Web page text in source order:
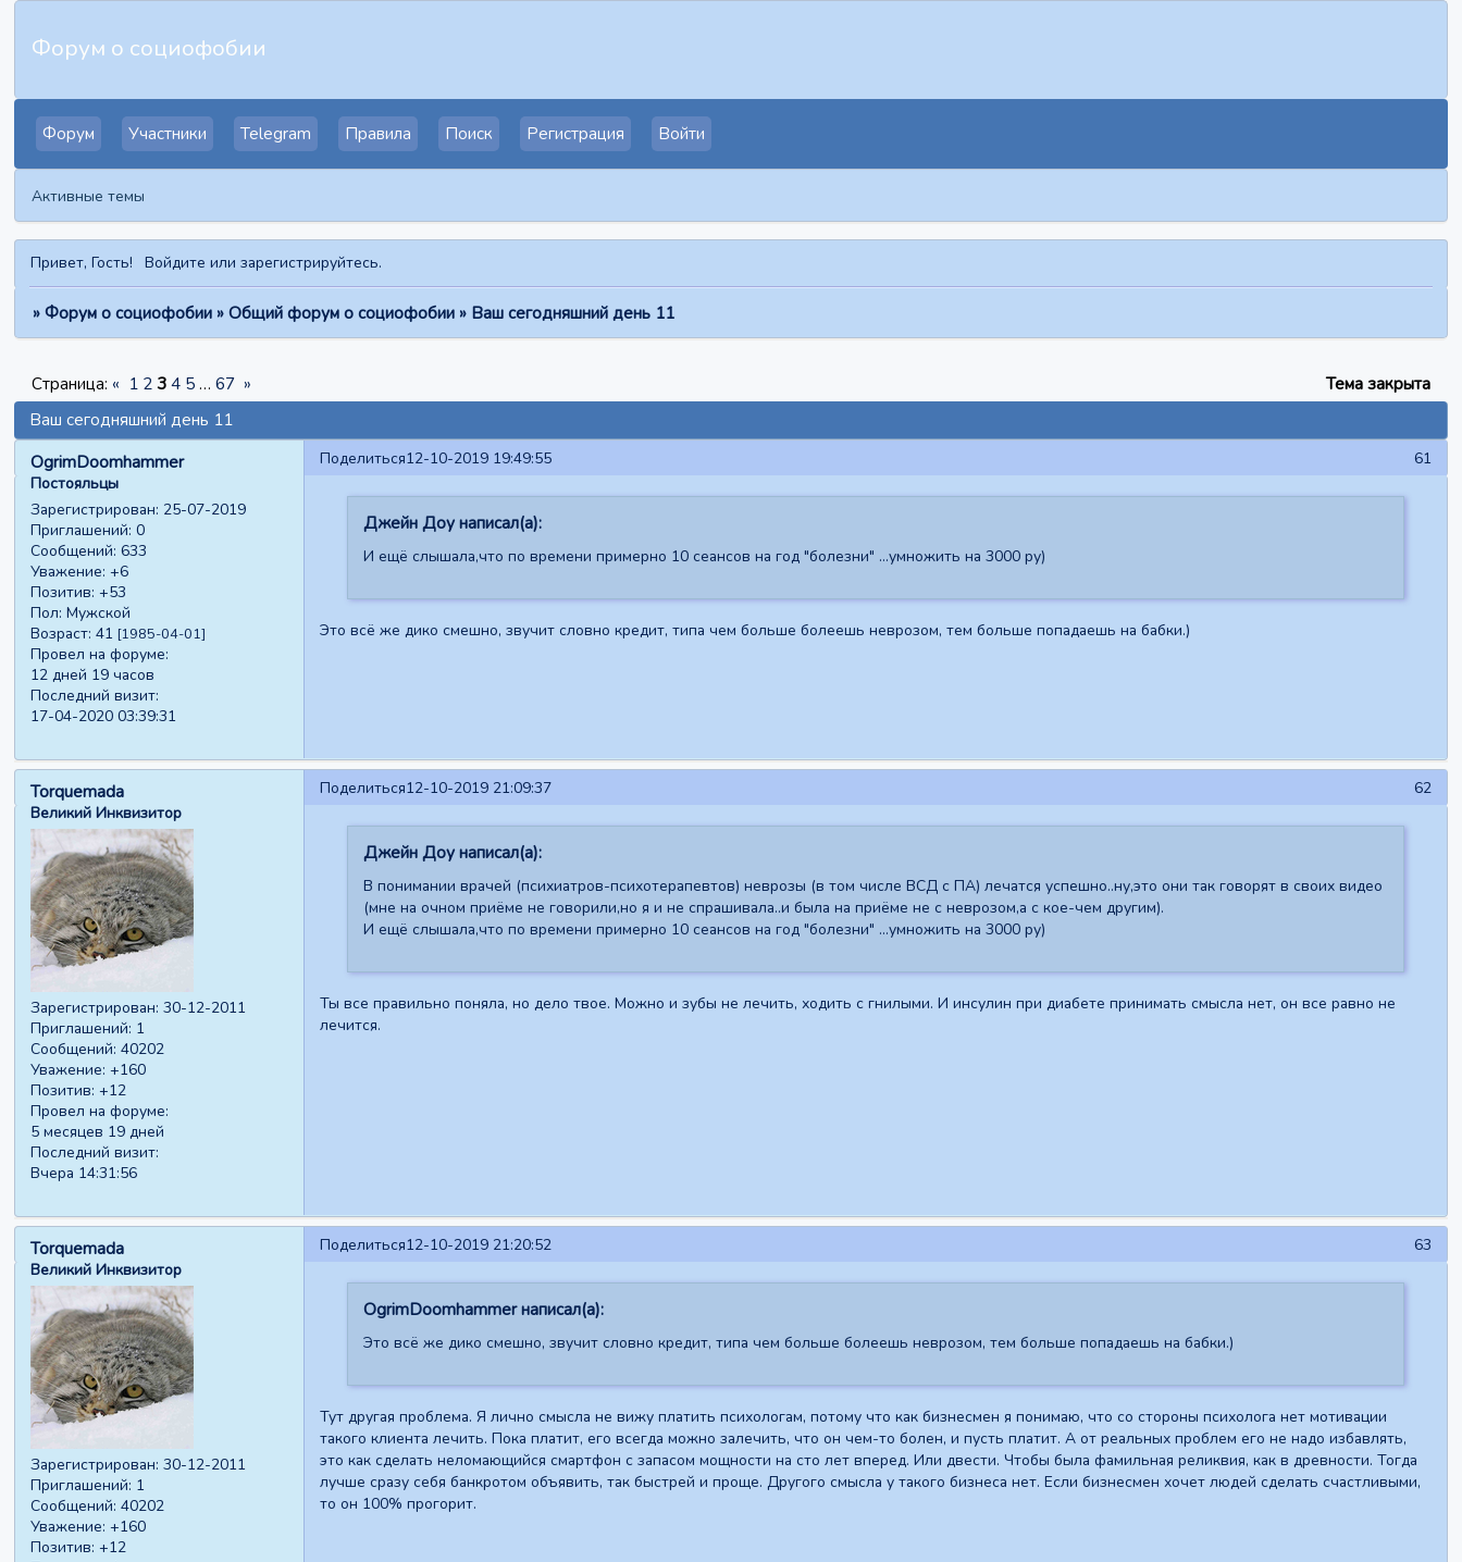
Форум о социофобии
Форум Участники Telegram Правила Поиск Регистрация Войти
Активные темы
Привет, Гость! Войдите илизарегистрируйтесь.
» Форум о социофобии » Общий форум о социофобии » Ваш сегодняшний день 11
Ваш сегодняшний день 11
Страница: « 1 2 3 4 5 … 67 » Тема закрыта
Поделиться 61
12-10-2019 19:49:55
OgrimDoomhammer
Постояльцы
Зарегистрирован: 25-07-2019
Приглашений: 0
Сообщений: 633
Уважение: +6
Позитив: +53
Пол: Мужской
Возраст: 41 [1985-04-01]
Провел на форуме:
12 дней 19 часов
Последний визит:
17-04-2020 03:39:31
Джейн Доу написал(а):
И ещё слышала,что по времени примерно 10 сеансов на год "болезни" ...умножить на 3000 ру)
Это всё же дико смешно, звучит словно кредит, типа чем больше болеешь неврозом, тем больше попадаешь на бабки.)
Поделиться 62
12-10-2019 21:09:37
Torquemada
Великий Инквизитор
Зарегистрирован: 30-12-2011
Приглашений: 1
Сообщений: 40202
Уважение: +160
Позитив: +12
Провел на форуме:
5 месяцев 19 дней
Последний визит:
Вчера 14:31:56
Джейн Доу написал(а):
В понимании врачей (психиатров-психотерапевтов) неврозы (в том числе ВСД с ПА) лечатся успешно..ну,это они так говорят в своих видео
(мне на очном приёме не говорили,но я и не спрашивала..и была на приёме не с неврозом,а с кое-чем другим).
И ещё слышала,что по времени примерно 10 сеансов на год "болезни" ...умножить на 3000 ру)
Ты все правильно поняла, но дело твое. Можно и зубы не лечить, ходить с гнилыми. И инсулин при диабете принимать смысла нет, он все равно не
лечится.
Поделиться 63
12-10-2019 21:20:52
Torquemada
Великий Инквизитор
Зарегистрирован: 30-12-2011
Приглашений: 1
Сообщений: 40202
Уважение: +160
Позитив: +12
OgrimDoomhammer написал(а):
Это всё же дико смешно, звучит словно кредит, типа чем больше болеешь неврозом, тем больше попадаешь на бабки.)
Тут другая проблема. Я лично смысла не вижу платить психологам, потому что как бизнесмен я понимаю, что со стороны психолога нет мотивации
такого клиента лечить. Пока платит, его всегда можно залечить, что он чем-то болен, и пусть платит. А от реальных проблем его не надо избавлять,
это как сделать неломающийся смартфон с запасом мощности на сто лет вперед. Или двести. Чтобы была фамильная реликвия, как в древности. Тогда
лучше сразу себя банкротом объявить, так быстрей и проще. Другого смысла у такого бизнеса нет. Если бизнесмен хочет людей сделать счастливыми,
то он 100% прогорит.